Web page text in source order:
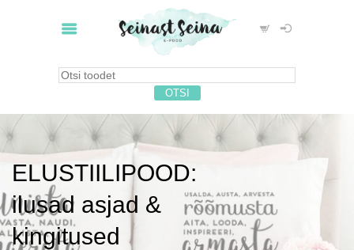
ELUSTIILIPOOD:
ilusad asjad &
kingitused